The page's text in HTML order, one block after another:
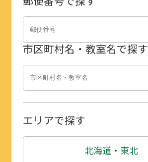
市区町村名・教室名で探す
エリアで探す
北海道・東北